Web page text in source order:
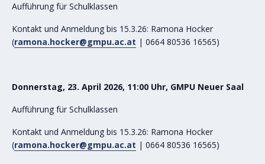
Aufführung für Schulklassen
Kontakt und Anmeldung bis 15.3.26: Ramona Hocker
(ramona.hocker@gmpu.ac.at | 0664 80536 16565)
Donnerstag, 23. April 2026, 11:00 Uhr, GMPU Neuer Saal
Aufführung für Schulklassen
Kontakt und Anmeldung bis 15.3.26: Ramona Hocker
(ramona.hocker@gmpu.ac.at | 0664 80536 16565)